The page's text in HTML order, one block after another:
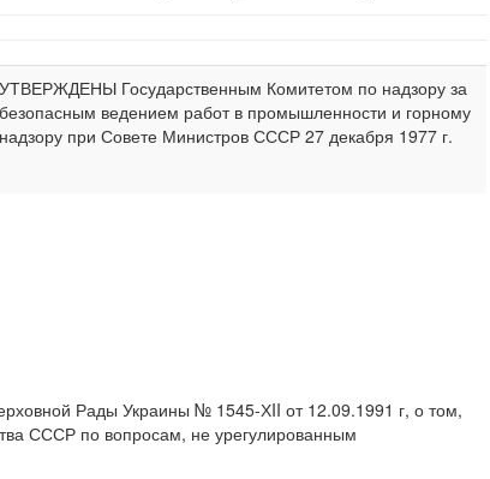
УТВЕРЖДЕНЫ Государственным Комитетом по надзору за
безопасным ведением работ в промышленности и горному
надзору при Совете Министров СССР 27 декабря 1977 г.
Рады Украины № 1545-ХII от 12.09.1991 г, о том,
СССР по вопросам, не урегулированным